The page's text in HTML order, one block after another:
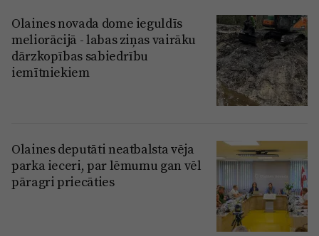
Olaines novada dome ieguldīs
meliorācijā - labas ziņas vairāku
dārzkopības sabiedrību
iemītniekiem
Olaines deputāti neatbalsta vēja
parka ieceri, par lēmumu gan vēl
pāragri priecāties